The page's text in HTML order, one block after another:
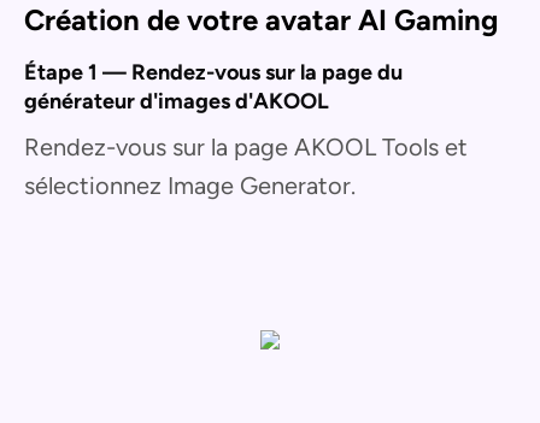
Création de votre avatar AI Gaming
Étape 1 — Rendez-vous sur la page du
générateur d'images d'AKOOL
Rendez-vous sur la page AKOOL Tools et
sélectionnez Image Generator.